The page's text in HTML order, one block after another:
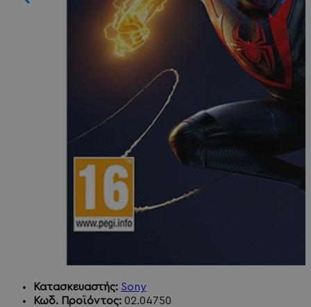
Κατασκευαστής: Sony
Κωδ. Προϊόντος: 02.04750